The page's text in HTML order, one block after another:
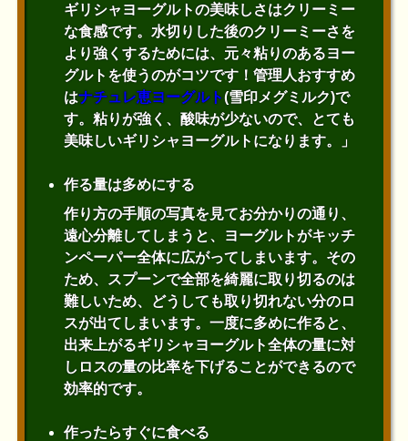
ギリシャヨーグルトの美味しさはクリーミー
な食感です。水切りした後のクリーミーさを
より強くするためには、元々粘りのあるヨー
グルトを使うのがコツです！管理人おすすめ
はナチュレ恵ヨーグルト(雪印メグミルク)で
す。粘りが強く、酸味が少ないので、とても
美味しいギリシャヨーグルトになります。」
作る量は多めにする
作り方の手順の写真を見てお分かりの通り、
遠心分離してしまうと、ヨーグルトがキッチ
ンペーパー全体に広がってしまいます。その
ため、スプーンで全部を綺麗に取り切るのは
難しいため、どうしても取り切れない分のロ
スが出てしまいます。一度に多めに作ると、
出来上がるギリシャヨーグルト全体の量に対
しロスの量の比率を下げることができるので
効率的です。
作ったらすぐに食べる